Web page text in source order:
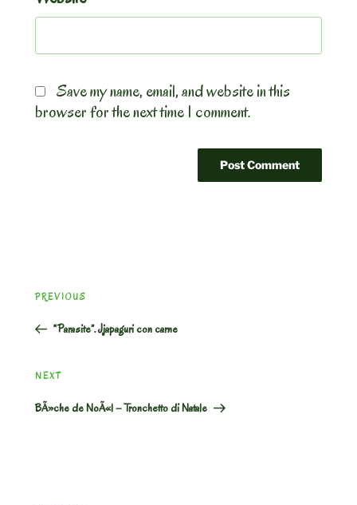
Save my name, email, and website in this
browser for the next time I comment.
navigation
Previous
PREVIOUS
“Parasite”. Jjapaguri con carne
Next
Post
NEXT
BÃ»che de NoÃ«l – Tronchetto di Natale